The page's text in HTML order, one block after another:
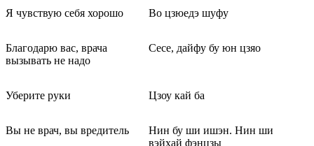
Я чувствую себя хорошо Во цзюедэ шуфу
Благодарю вас, врача
вызывать не надо
Сесе, дайфу бу юн цзяо
Уберите руки Цзоу кай ба
Вы не врач, вы вредитель
Нин бу ши ишэн. Нин ши
вэйхай фэнцзы